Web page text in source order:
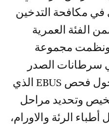
مكافحة التدخين
الفئة العمرية
ونظمت مجموعة
سرطانات الصدر
GERCAT ورشة عمل حول فحص EBUS الذي
وتحديد مراحل
الرئة والاورام،